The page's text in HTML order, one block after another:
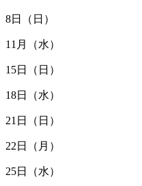
8日（日）
11月（水）
15日（日）
18日（水）
21日（日）
22日（月）
25日（水）